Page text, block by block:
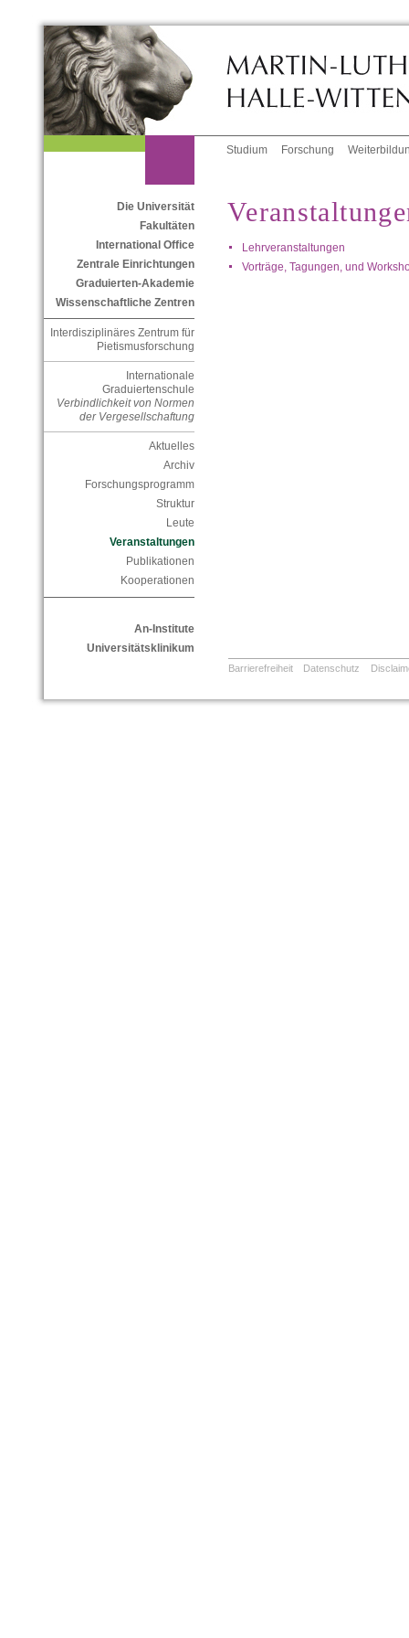
Studium Forschung
Die Universität
Fakultäten
International Office
Zentrale Einrichtungen
Graduierten-Akademie
Wissenschaftliche Zentren
Interdisziplinäres Zentrum für
Pietismusforschung
Internationale
Graduiertenschule
Verbindlichkeit von Normen
der Vergesellschaftung
Aktuelles
Archiv
Forschungsprogramm
Struktur
Leute
Veranstaltungen
Publikationen
Kooperationen
An-Institute
Universitätsklinikum
Lehrveranstaltungen
Vorträge, Tagungen, und
Barrierefreiheit Datenschutz